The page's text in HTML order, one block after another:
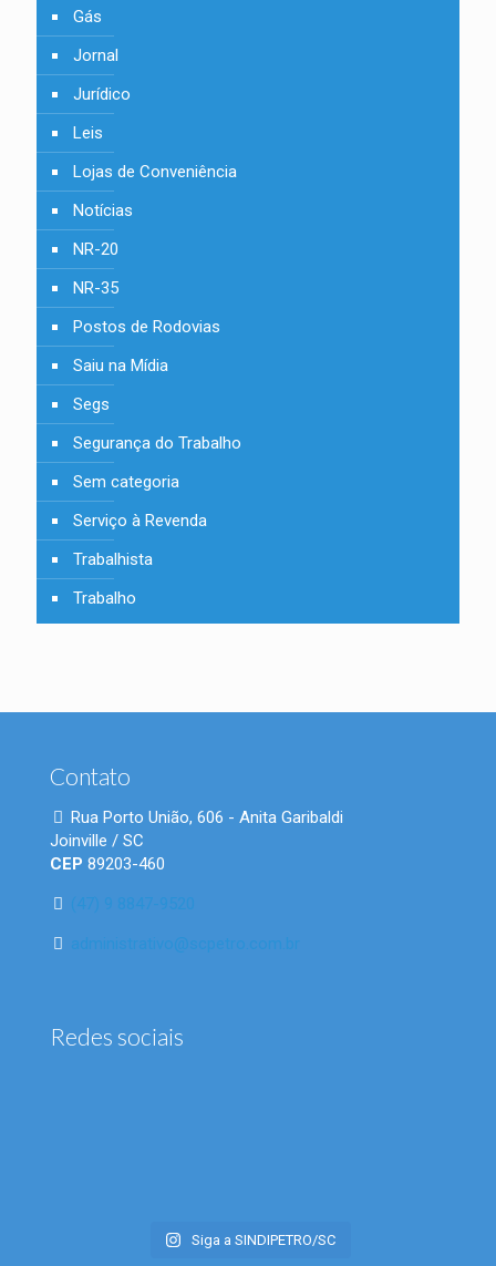
Gás
Jornal
Jurídico
Leis
Lojas de Conveniência
Notícias
NR-20
NR-35
Postos de Rodovias
Saiu na Mídia
Segs
Segurança do Trabalho
Sem categoria
Serviço à Revenda
Trabalhista
Trabalho
Contato
Rua Porto União, 606 - Anita Garibaldi
Joinville / SC
CEP 89203-460
(47) 9 8847-9520
administrativo@scpetro.com.br
Redes sociais
Siga a SINDIPETRO/SC